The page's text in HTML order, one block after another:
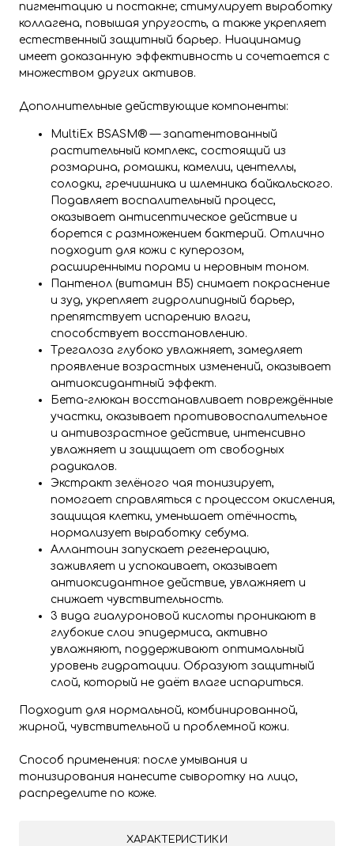
пигментацию и постакне; стимулирует выработку
коллагена, повышая упругость, а также укрепляет
естественный защитный барьер. Ниацинамид
имеет доказанную эффективность и сочетается с
множеством других активов.
Дополнительные действующие компоненты:
MultiEx BSASM® — запатентованный
растительный комплекс, состоящий из
розмарина, ромашки, камелии, центеллы,
солодки, гречишника и шлемника байкальского.
Подавляет воспалительный процесс,
оказывает антисептическое действие и
борется с размножением бактерий. Отлично
подходит для кожи с куперозом,
расширенными порами и неровным тоном.
Пантенол (витамин B5) снимает покраснение
и зуд, укрепляет гидролипидный барьер,
препятствует испарению влаги,
способствует восстановлению.
Трегалоза глубоко увлажняет, замедляет
проявление возрастных изменений, оказывает
антиоксидантный эффект.
Бета-глюкан восстанавливает повреждённые
участки, оказывает противовоспалительное
и антивозрастное действие, интенсивно
увлажняет и защищает от свободных
радикалов.
Экстракт зелёного чая тонизирует,
помогает справляться с процессом окисления,
защищая клетки, уменьшает отёчность,
нормализует выработку себума.
Аллантоин запускает регенерацию,
заживляет и успокаивает, оказывает
антиоксидантное действие, увлажняет и
снижает чувствительность.
3 вида гиалуроновой кислоты проникают в
глубокие слои эпидермиса, активно
увлажняют, поддерживают оптимальный
уровень гидратации. Образуют защитный
слой, который не даёт влаге испариться.
Подходит для нормальной, комбинированной,
жирной, чувствительной и проблемной кожи.
Способ применения: после умывания и
тонизирования нанесите сыворотку на лицо,
распределите по коже.
ХАРАКТЕРИСТИКИ